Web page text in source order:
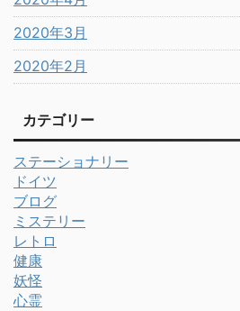
2020年3月
2020年2月
カテゴリー
ステーショナリー
ドイツ
ブログ
ミステリー
レトロ
健康
妖怪
心霊